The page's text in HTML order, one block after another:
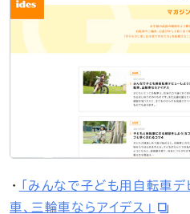
・
「みんなで子ども用自転車デ
車、三輪車ならアイデス」